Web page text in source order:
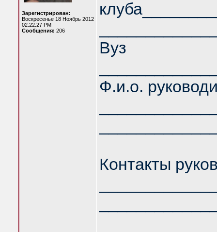
Зарегистрирован:
Воскресенье 18 Ноябрь 2012
02:22:27 PM
Сообщения: 206
Вуз
Ф.и.о.
Контакты